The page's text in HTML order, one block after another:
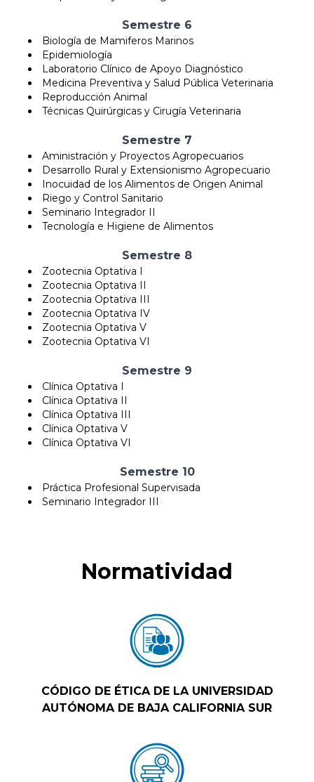
Semestre 6
Biología de Mamiferos Marinos
Epidemiología
Laboratorio Clínico de Apoyo Diagnóstico
Medicina Preventiva y Salud Pública Veterinaria
Reproducción Animal
Técnicas Quirúrgicas y Cirugía Veterinaria
Semestre 7
Aministración y Proyectos Agropecuarios
Desarrollo Rural y Extensionismo Agropecuario
Inocuidad de los Alimentos de Origen Animal
Riego y Control Sanitario
Seminario Integrador II
Tecnología e Higiene de Alimentos
Semestre 8
Zootecnia Optativa I
Zootecnia Optativa II
Zootecnia Optativa III
Zootecnia Optativa IV
Zootecnia Optativa V
Zootecnia Optativa VI
Semestre 9
Clínica Optativa I
Clínica Optativa II
Clínica Optativa III
Clínica Optativa V
Clínica Optativa VI
Semestre 10
Práctica Profesional Supervisada
Seminario Integrador III
Normatividad
CÓDIGO DE ÉTICA DE LA UNIVERSIDAD
AUTÓNOMA DE BAJA CALIFORNIA SUR